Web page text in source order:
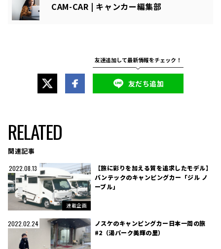
CAM-CAR | キャンカー編集部
友だち追加
RELATED
関連記事
2022.08.13
連載企画
【旅に彩りを加える質を追求したモデル】
バンテックのキャンピングカー「ジル ノ
ーブル」
2022.02.24
ノスケのキャンピングカー日本一周の旅
#2（湯パーク美輝の里）